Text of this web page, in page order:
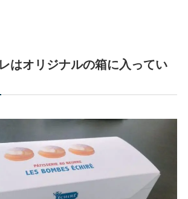
はオリジナルの箱に入ってい